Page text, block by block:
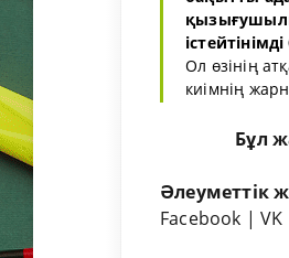
Ол өзінің
киімнің
Бұл
Әлеуметтік
Facebook |VK